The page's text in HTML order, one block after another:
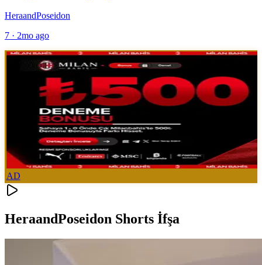
HeraandPoseidon
7 · 2mo ago
AD
HeraandPoseidon Shorts İfşa